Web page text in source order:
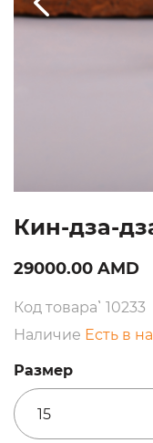
Кин-дза-
29000.00 AMD
Код товара՝ 10233
Наличие Есть в
Размер
15